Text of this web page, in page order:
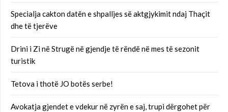
Specialja cakton datën e shpalljes së aktgjykimit ndaj Thaçit
dhe të tjerëve
Drini i Zi në Strugë në gjendje të rëndë në mes të sezonit
turistik
Tetova i thotë JO botës serbe!
Avokatja gjendet e vdekur në zyrën e saj, trupi dërgohet për